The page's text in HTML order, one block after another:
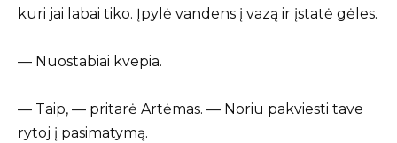
kuri jai labai tiko. Įpylė vandens į vazą ir įstatė gėles.
— Nuostabiai kvepia.
— Taip, — pritarė Artėmas. — Noriu pakviesti tave
rytoj į pasimatymą.